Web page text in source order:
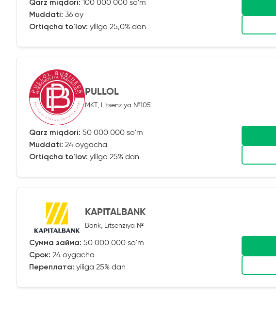
Qarz miqdori: 100 000 000 so'm
Muddati: 36 oy
Ortiqcha to'lov: yiliga 25,0% dan
PULLOL
MKT, Litsenziya №105
Qarz miqdori: 50 000 000 so'm
Muddati: 24 oygacha
Ortiqcha to'lov: yiliga 25% dan
KAPITALBANK
Bank, Litsenziya №
Сумма займа: 50 000 000 so'm
Срок: 24 oygacha
Переплата: yiliga 25% dan